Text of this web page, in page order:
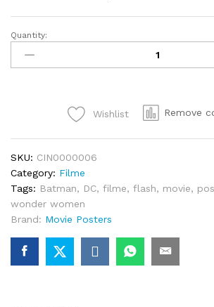
Justice
League
Poster
Quantity:
Wishlist Remove
SKU: CIN0000006
Category: Filme
Tags: Batman, DC, filme, flash, movie,
wonder women
Brand: Movie Posters